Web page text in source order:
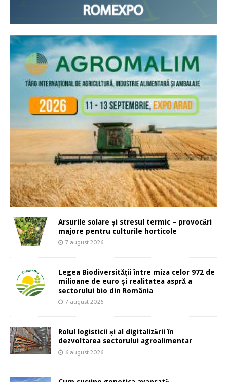
Arsurile solare și stresul termic – provocări
majore pentru culturile horticole
7 august 2026
Legea Biodiversității între miza celor 972 de
milioane de euro și realitatea aspră a
sectorului bio din România
7 august 2026
Rolul logisticii și al digitalizării în
dezvoltarea sectorului agroalimentar
6 august 2026